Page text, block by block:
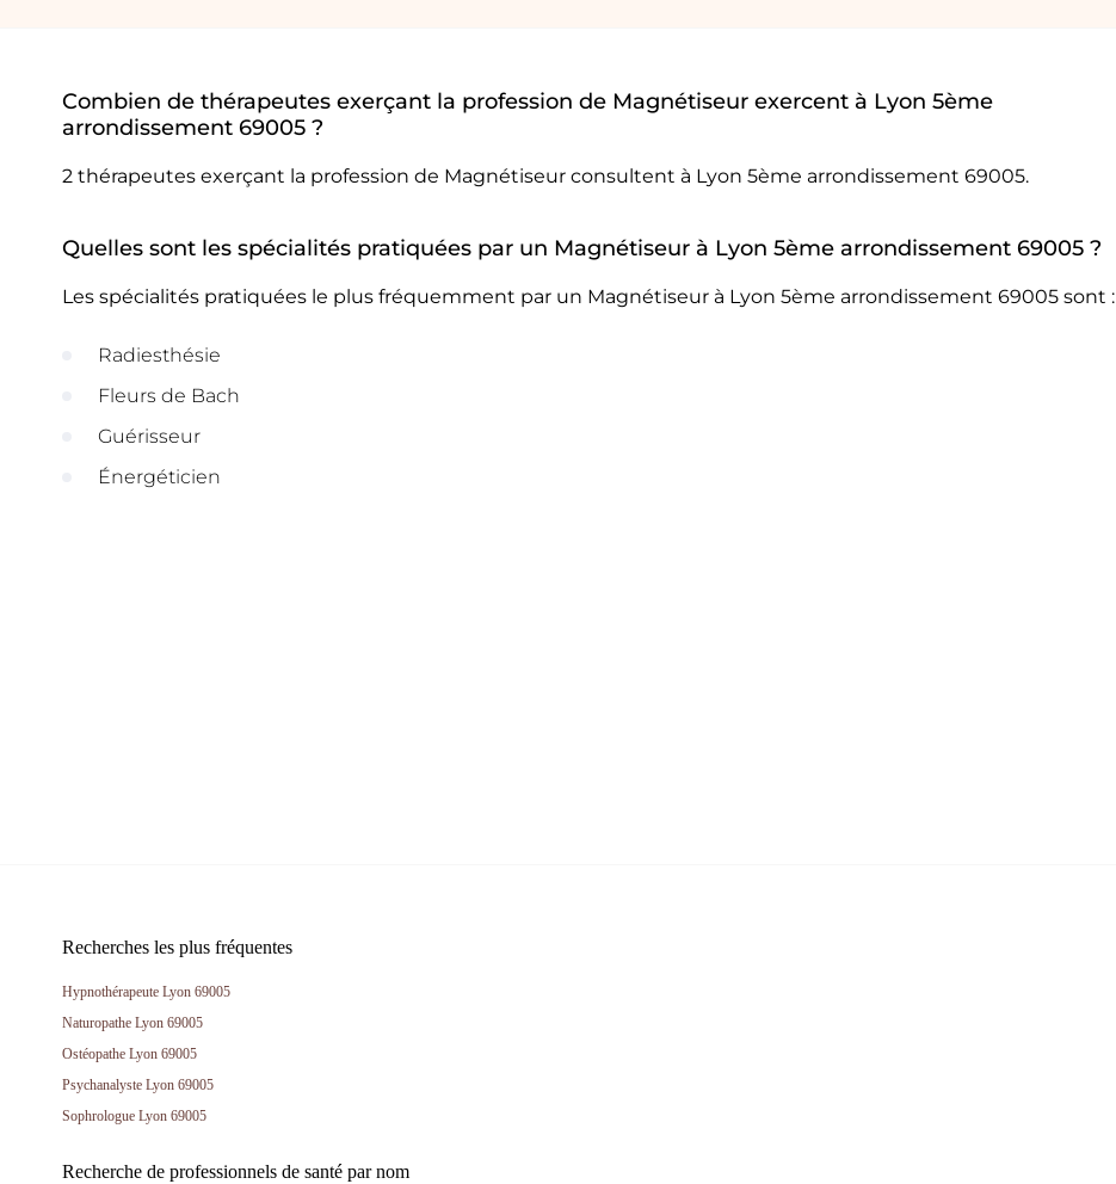
Combien de thérapeutes exerçant la profession de Magnétiseur exercent à Lyon 5ème
arrondissement 69005 ?
2 thérapeutes exerçant la profession de Magnétiseur consultent à Lyon 5ème arrondissement 69005.
Quelles sont les spécialités pratiquées par un Magnétiseur à Lyon 5ème arrondissement 69005 ?
Les spécialités pratiquées le plus fréquemment par un Magnétiseur à Lyon 5ème arrondissement 69005 sont :
Radiesthésie
Fleurs de Bach
Guérisseur
Énergéticien
Recherches les plus fréquentes
Hypnothérapeute Lyon 69005
Naturopathe Lyon 69005
Ostéopathe Lyon 69005
Psychanalyste Lyon 69005
Sophrologue Lyon 69005
Recherche de professionnels de santé par nom